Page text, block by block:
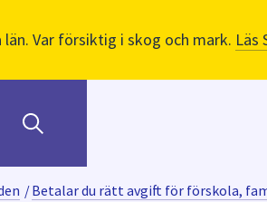
Var försiktig i skog och mark. Läs
/Betalar du rätt avgift för förskola,